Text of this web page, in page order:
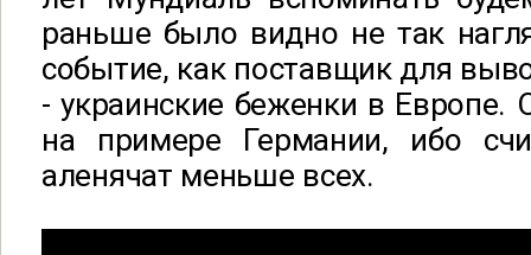
раньше было видно не так
событие, как поставщик для
- украинские беженки в Европе.
на примере Германии, ибо
аленячат меньше всех.